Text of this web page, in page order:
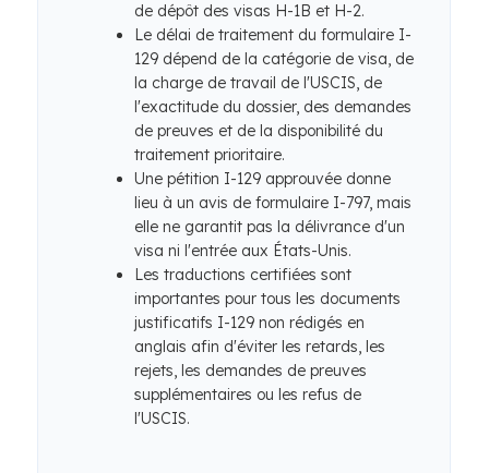
de dépôt des visas H-1B et H-2.
Le délai de traitement du formulaire I-
129 dépend de la catégorie de visa, de
la charge de travail de l'USCIS, de
l'exactitude du dossier, des demandes
de preuves et de la disponibilité du
traitement prioritaire.
Une pétition I-129 approuvée donne
lieu à un avis de formulaire I-797, mais
elle ne garantit pas la délivrance d'un
visa ni l'entrée aux États-Unis.
Les traductions certifiées sont
importantes pour tous les documents
justificatifs I-129 non rédigés en
anglais afin d'éviter les retards, les
rejets, les demandes de preuves
supplémentaires ou les refus de
l'USCIS.